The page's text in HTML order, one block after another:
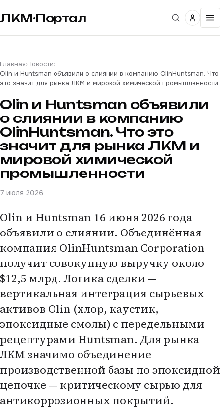
ЛКМ·Портал
Главная›Новости›
Olin и Huntsman объявили о слиянии в компанию OlinHuntsman. Что
это значит для рынка ЛКМ и мировой химической промышленности
Olin и Huntsman объявили
о слиянии в компанию
OlinHuntsman. Что это
значит для рынка ЛКМ и
мировой химической
промышленности
7 июля 2026
Olin и Huntsman 16 июня 2026 года
объявили о слиянии. Объединённая
компания OlinHuntsman Corporation
получит совокупную выручку около
$12,5 млрд. Логика сделки —
вертикальная интеграция сырьевых
активов Olin (хлор, каустик,
эпоксидные смолы) с передельными
рецептурами Huntsman. Для рынка
ЛКМ значимо объединение
производственной базы по эпоксидной
цепочке — критическому сырью для
антикоррозионных покрытий.